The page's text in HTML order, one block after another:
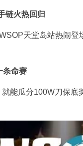
链火热回归
天堂岛站热闹
条命赛
能瓜分100W刀保